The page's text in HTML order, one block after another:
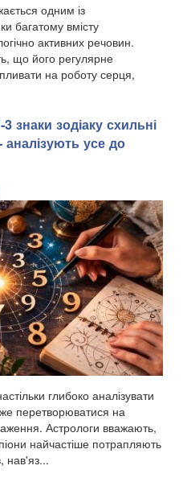
одним із
багатому вмісту
активних речовин.
що його регулярне
на роботу серця,
знаки зодіаку схильні
усе до
глибоко аналізувати
перетворюватися на
Астрологи вважають,
найчастіше потрапляють
нав'яз...